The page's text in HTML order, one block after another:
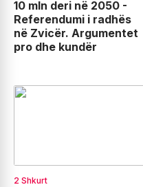
10 mln deri në 2050 -
Referendumi i radhës
në Zvicër. Argumentet
pro dhe kundër
2 Shkurt